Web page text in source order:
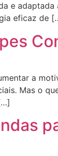
e
eficaz de
a
Mas o